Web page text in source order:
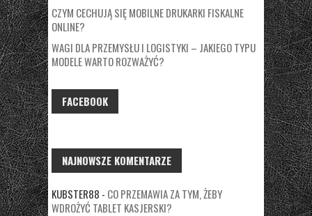
CZYM CECHUJĄ SIĘ MOBILNE DRUKARKI FISKALNE
ONLINE?
WAGI DLA PRZEMYSŁU I LOGISTYKI – JAKIEGO TYPU
MODELE WARTO ROZWAŻYĆ?
FACEBOOK
NAJNOWSZE KOMENTARZE
KUBSTER88 - CO PRZEMAWIA ZA TYM, ŻEBY
WDROŻYĆ TABLET KASJERSKI?